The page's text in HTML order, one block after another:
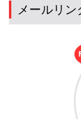
メールリ